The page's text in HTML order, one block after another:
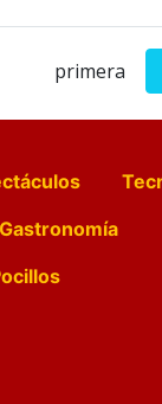
primera